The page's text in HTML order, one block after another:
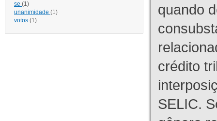
se (1)
unanimidade (1)
votos (1)
quando
crédito
SELIC.